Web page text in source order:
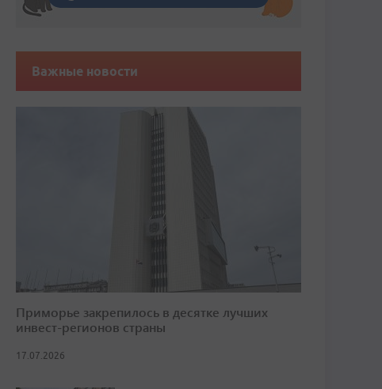
Важные новости
Приморье закрепилось в десятке лучших
инвест-регионов страны
17.07.2026